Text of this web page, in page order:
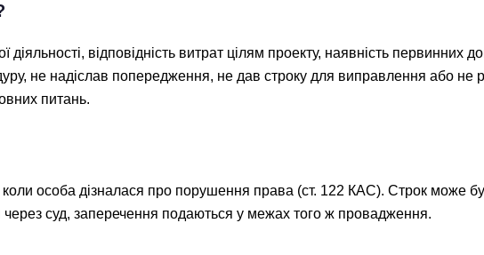
діяльності, відповідність витрат цілям проекту, наявність первинних
не надіслав попередження, не дав строку для виправлення або не
питань.
коли особа дізналася про порушення права (ст. 122 КАС). Строк може
суд, заперечення подаються у межах того ж провадження.